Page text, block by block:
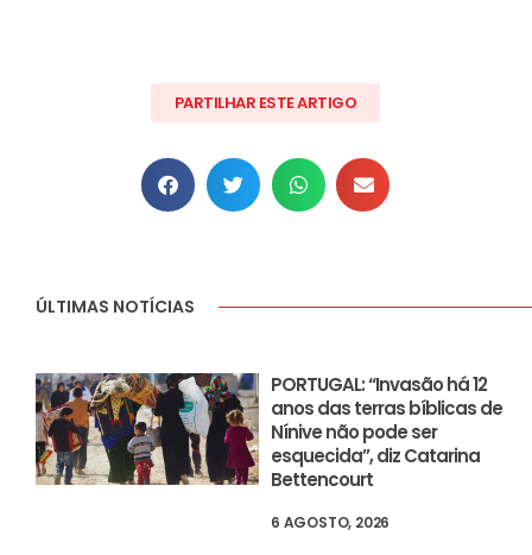
PARTILHAR ESTE ARTIGO
ÚLTIMAS NOTÍCIAS
PORTUGAL: “Invasão há 12
anos das terras bíblicas de
Nínive não pode ser
esquecida”, diz Catarina
Bettencourt
6 AGOSTO, 2026